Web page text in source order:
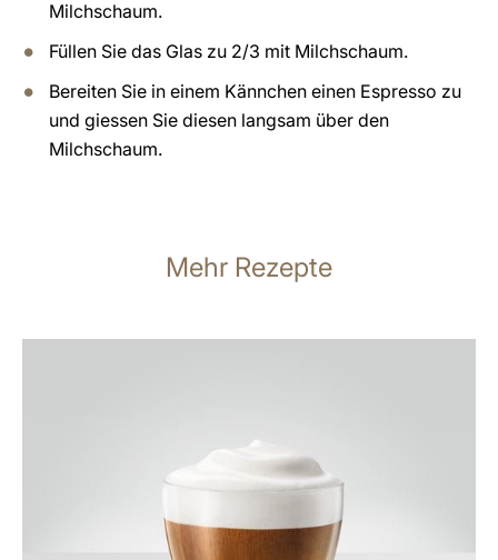
Milchschaum.
Füllen Sie das Glas zu 2/3 mit Milchschaum.
Bereiten Sie in einem Kännchen einen Espresso zu
und giessen Sie diesen langsam über den
Milchschaum.
Mehr Rezepte